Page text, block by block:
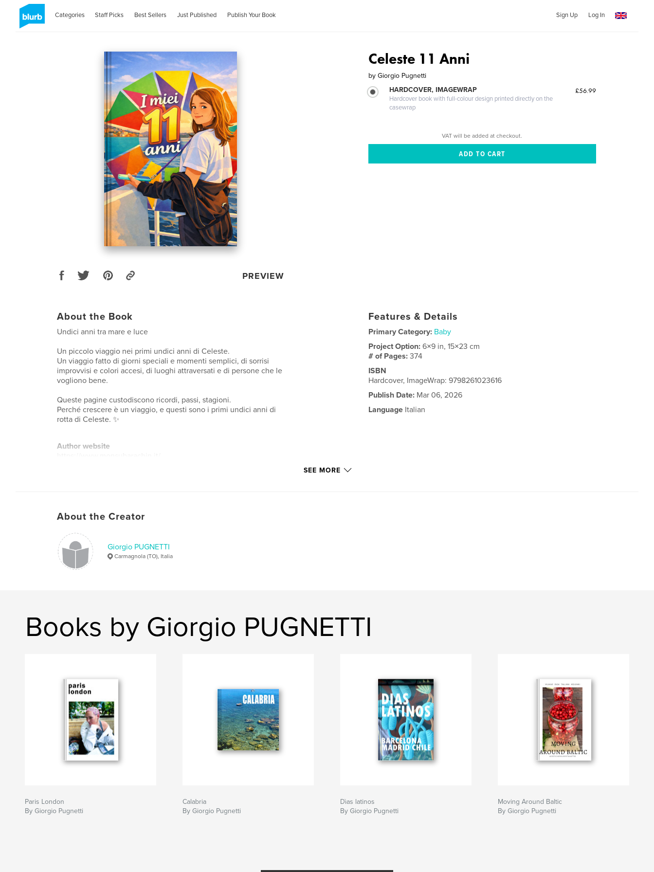
Categories Staff Picks Best Sellers Just Published Publish Your Book Sign Up Log In
PREVIEW
Celeste 11 Anni
by Giorgio Pugnetti
HARDCOVER, IMAGEWRAP
Hardcover book with full-colour design printed directly on the
casewrap
£56.99
VAT will be added at checkout.
About the Book
Undici anni tra mare e luce
Un piccolo viaggio nei primi undici anni di Celeste.
Un viaggio fatto di giorni speciali e momenti semplici, di sorrisi
improvvisi e colori accesi, di luoghi attraversati e di persone che le
vogliono bene.
Queste pagine custodiscono ricordi, passi, stagioni.
Perché crescere è un viaggio, e questi sono i primi undici anni di
rotta di Celeste. ✨
Author website
Features & Details
Primary Category: Baby
Project Option:6×9 in, 15×23 cm
# of Pages:374
ISBN
Hardcover, ImageWrap: 9798261023616
Publish Date: Mar 06, 2026
Language Italian
SEE MORE
About the Creator
Giorgio PUGNETTI
Carmagnola (TO), Italia
Books by Giorgio PUGNETTI
Paris London
By Giorgio Pugnetti
Calabria
By Giorgio Pugnetti
Dìas latinos
By Giorgio Pugnetti
Moving Around Baltic
By Giorgio Pugnetti